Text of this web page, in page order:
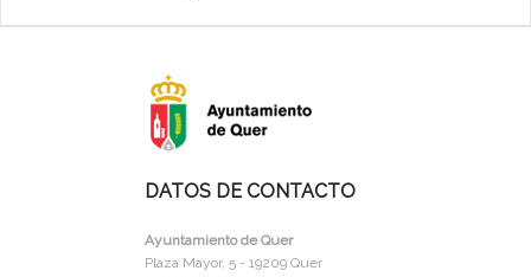
DATOS DE CONTACTO
Ayuntamiento de Quer
Plaza Mayor, 5 - 19209 Quer